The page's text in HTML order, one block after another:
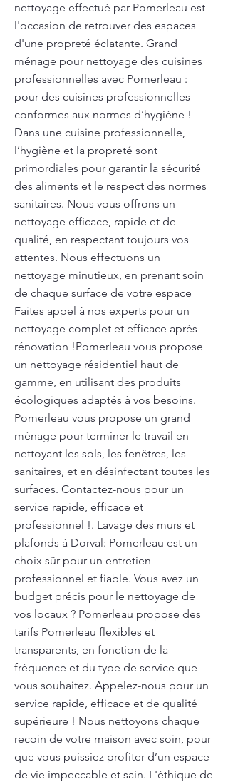
nettoyage effectué par Pomerleau est
l'occasion de retrouver des espaces
d'une propreté éclatante. Grand
ménage pour nettoyage des cuisines
professionnelles avec Pomerleau :
pour des cuisines professionnelles
conformes aux normes d’hygiène !
Dans une cuisine professionnelle,
l’hygiène et la propreté sont
primordiales pour garantir la sécurité
des aliments et le respect des normes
sanitaires. Nous vous offrons un
nettoyage efficace, rapide et de
qualité, en respectant toujours vos
attentes. Nous effectuons un
nettoyage minutieux, en prenant soin
de chaque surface de votre espace
Faites appel à nos experts pour un
nettoyage complet et efficace après
rénovation !Pomerleau vous propose
un nettoyage résidentiel haut de
gamme, en utilisant des produits
écologiques adaptés à vos besoins.
Pomerleau vous propose un grand
ménage pour terminer le travail en
nettoyant les sols, les fenêtres, les
sanitaires, et en désinfectant toutes les
surfaces. Contactez-nous pour un
service rapide, efficace et
professionnel !. Lavage des murs et
plafonds à Dorval: Pomerleau est un
choix sûr pour un entretien
professionnel et fiable. Vous avez un
budget précis pour le nettoyage de
vos locaux ? Pomerleau propose des
tarifs Pomerleau flexibles et
transparents, en fonction de la
fréquence et du type de service que
vous souhaitez. Appelez-nous pour un
service rapide, efficace et de qualité
supérieure ! Nous nettoyons chaque
recoin de votre maison avec soin, pour
que vous puissiez profiter d’un espace
de vie impeccable et sain. L'éthique de